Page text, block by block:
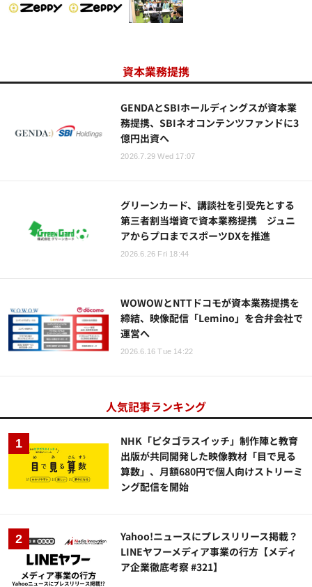
資本業務提携
GENDAとSBIホールディングスが資本業
務提携、SBIネオコンテンツファンドに3
億円出資へ
2026.7.29 Wed 17:07
グリーンカード、講談社を引受先とする
第三者割当増資で資本業務提携 ジュニ
アからプロまでスポーツDXを推進
2026.6.26 Fri 18:44
WOWOWとNTTドコモが資本業務提携を
締結、映像配信「Lemino」を合弁会社で
運営へ
2026.6.16 Tue 14:22
人気記事ランキング
NHK「ピタゴラスイッチ」制作陣と教育
出版が共同開発した映像教材「目で見る
算数」、月額680円で個人向けストリーミ
ング配信を開始
Yahoo!ニュースにプレスリリース掲載？
LINEヤフーメディア事業の行方【メディ
ア企業徹底考察 #321】